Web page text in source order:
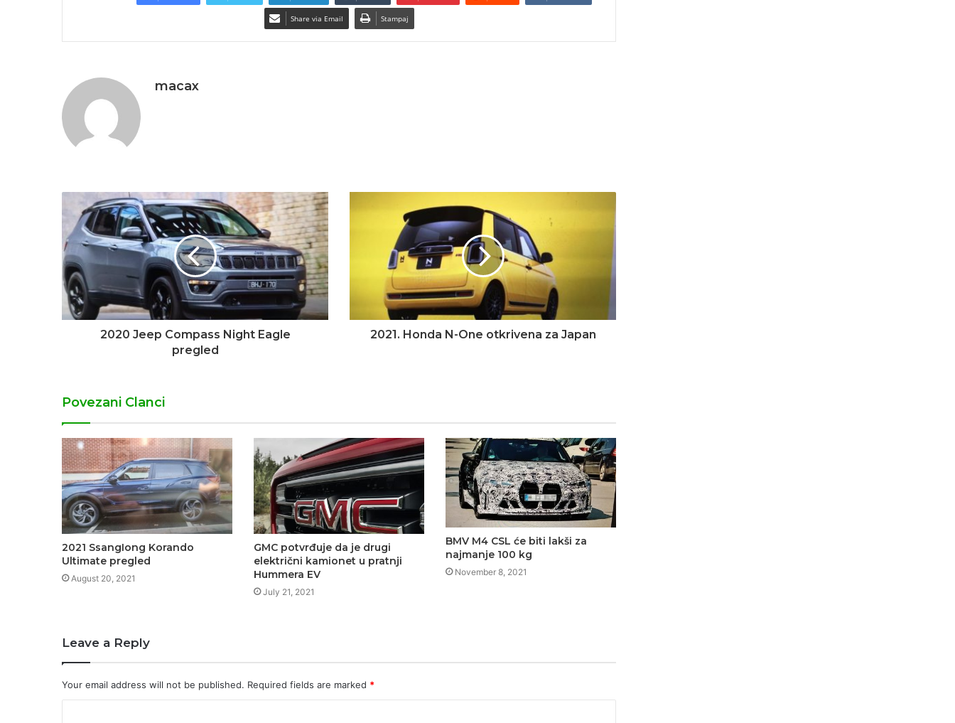
Share via Email Stampaj
macax
2020 Jeep Compass Night Eagle
pregled
2021. Honda N-One otkrivena za Japan
Povezani Clanci
2021 SsangIong Korando
Ultimate pregled
August 20, 2021
GMC potvrđuje da je drugi
električni kamionet u pratnji
Hummera EV
July 21, 2021
BMV M4 CSL će biti lakši za
najmanje 100 kg
November 8, 2021
Leave a Reply
Your email address will not be published. Required fields are marked *